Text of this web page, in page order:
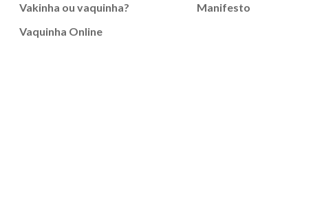
Vakinha ou vaquinha?
Vaquinha Online
Manifesto